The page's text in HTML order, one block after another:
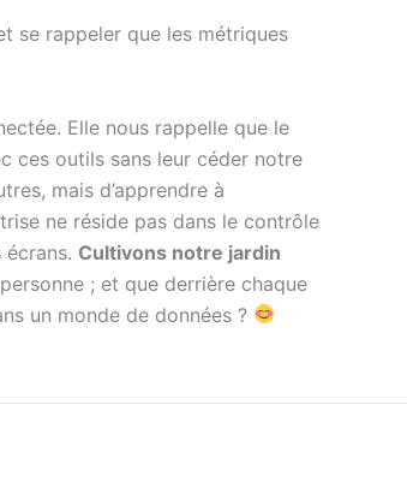
se rappeler que les métriques
Elle nous rappelle que le
ces outils sans leur céder notre
mais d’apprendre à
ne réside pas dans le contrôle
Cultivons notre jardin
; et que derrière chaque
un monde de données ?